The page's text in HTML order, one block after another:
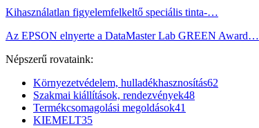
Kihasználatlan figyelemfelkeltő speciális tinta-…
Az EPSON elnyerte a DataMaster Lab GREEN Award…
Népszerű rovataink:
Környezetvédelem, hulladékhasznosítás62
Szakmai kiállítások, rendezvények48
Termékcsomagolási megoldások41
KIEMELT35